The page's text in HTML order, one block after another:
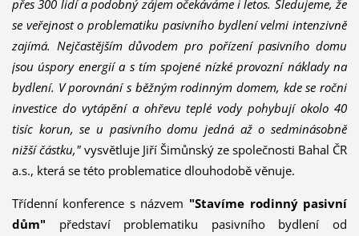
přes 300 lidí a podobný zájem očekáváme i letos. Sledujeme, že
se veřejnost o problematiku pasivního bydlení velmi intenzivně
zajímá. Nejčastějším důvodem pro pořízení pasivního domu
jsou úspory energií a s tím spojené nízké provozní náklady na
bydlení. V porovnání s běžným rodinným domem, kde se roční
investice do vytápění a ohřevu teplé vody pohybují okolo 40
tisíc korun, se u pasivního domu jedná až o sedminásobně
nižší částku," vysvětluje Jiří Šimůnský ze společnosti Bahal ČR
a.s., která se této problematice dlouhodobě věnuje.
Třídenní konference s názvem "Stavíme rodinný pasivní
dům" představí problematiku pasivního bydlení od